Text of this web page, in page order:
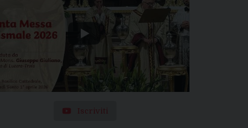
Iscriviti